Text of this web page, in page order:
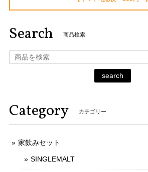
Search 商品検索
search
Category カテゴリー
家飲みセット
SINGLEMALT